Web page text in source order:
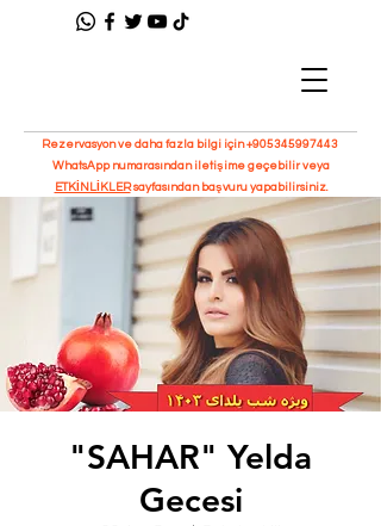
Rezervasyon ve daha fazla bilgi için+905345997443
WhatsApp numarasından iletişime geçebilir veya
ETKİNLİKLERsayfasından başvuru yapabilirsiniz.
"SAHAR" Yelda
Gecesi